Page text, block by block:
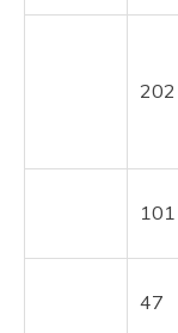
202
101
47